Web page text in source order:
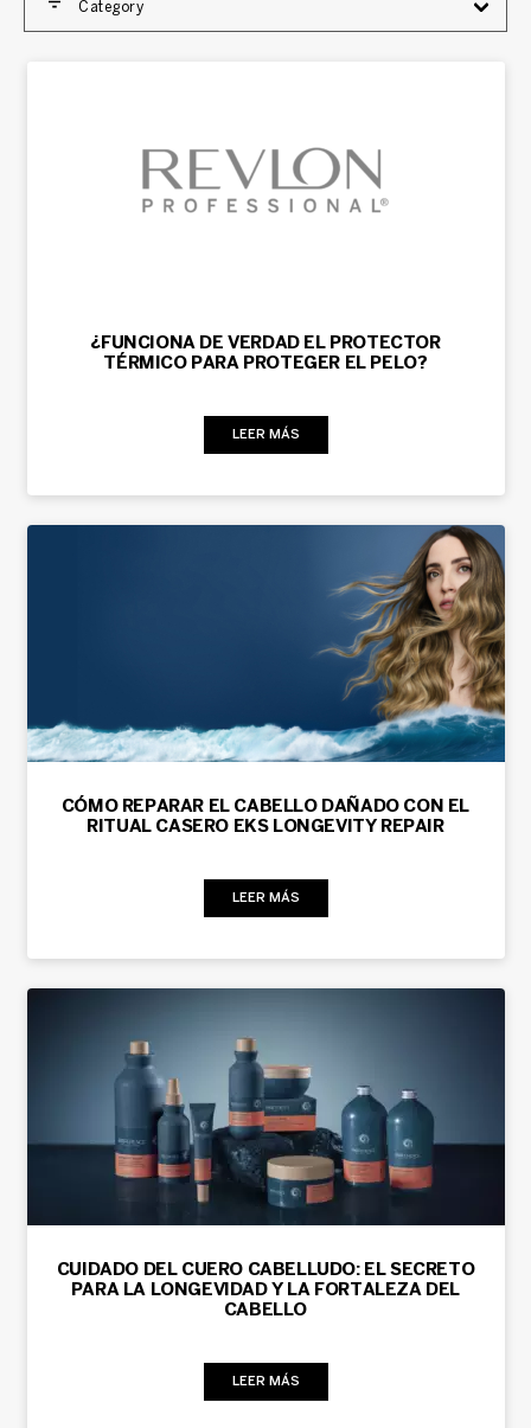
Category
¿FUNCIONA DE VERDAD EL PROTECTOR
TÉRMICO PARA PROTEGER EL PELO?
LEER MÁS
CÓMO REPARAR EL CABELLO DAÑADO CON EL
RITUAL CASERO EKS LONGEVITY REPAIR
LEER MÁS
CUIDADO DEL CUERO CABELLUDO: EL SECRETO
PARA LA LONGEVIDAD Y LA FORTALEZA DEL
CABELLO
LEER MÁS